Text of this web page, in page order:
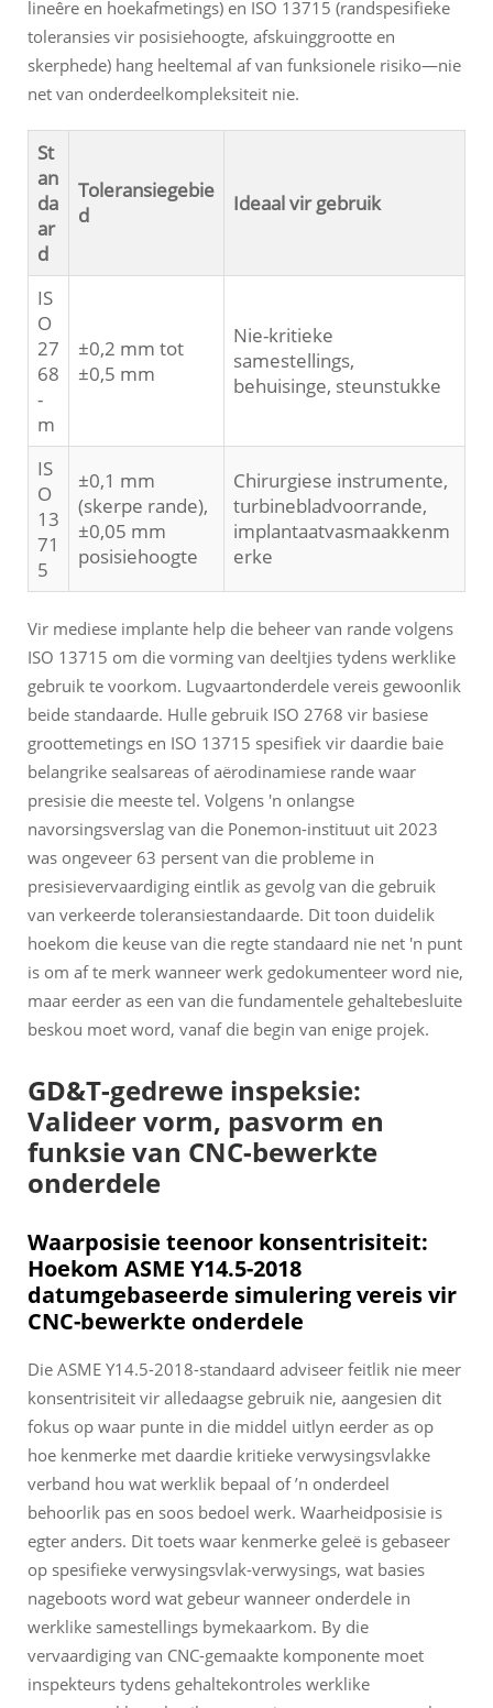
lineêre en hoekafmetings) en ISO 13715 (randspesifieke
toleransies vir posisiehoogte, afskuinggrootte en
skerphede) hang heeltemal af van funksionele risiko—nie
net van onderdeelkompleksiteit nie.
St
an
da
ar
d
Toleransiegebie
d
Ideaal vir gebruik
IS
O
27
68
-
m
±0,2 mm tot
±0,5 mm
Nie-kritieke
samestellings,
behuisinge, steunstukke
IS
O
13
71
5
±0,1 mm
(skerpe rande),
±0,05 mm
posisiehoogte
Chirurgiese instrumente,
turbinebladvoorrande,
implantaatvasmaakkenm
erke
Vir mediese implante help die beheer van rande volgens
ISO 13715 om die vorming van deeltjies tydens werklike
gebruik te voorkom. Lugvaartonderdele vereis gewoonlik
beide standaarde. Hulle gebruik ISO 2768 vir basiese
groottemetings en ISO 13715 spesifiek vir daardie baie
belangrike sealsareas of aërodinamiese rande waar
presisie die meeste tel. Volgens 'n onlangse
navorsingsverslag van die Ponemon-instituut uit 2023
was ongeveer 63 persent van die probleme in
presisievervaardiging eintlik as gevolg van die gebruik
van verkeerde toleransiestandaarde. Dit toon duidelik
hoekom die keuse van die regte standaard nie net 'n punt
is om af te merk wanneer werk gedokumenteer word nie,
maar eerder as een van die fundamentele gehaltebesluite
beskou moet word, vanaf die begin van enige projek.
GD&T-gedrewe inspeksie:
Valideer vorm, pasvorm en
funksie van CNC-bewerkte
onderdele
Waarposisie teenoor konsentrisiteit:
Hoekom ASME Y14.5-2018
datumgebaseerde simulering vereis vir
CNC-bewerkte onderdele
Die ASME Y14.5-2018-standaard adviseer feitlik nie meer
konsentrisiteit vir alledaagse gebruik nie, aangesien dit
fokus op waar punte in die middel uitlyn eerder as op
hoe kenmerke met daardie kritieke verwysingsvlakke
verband hou wat werklik bepaal of ’n onderdeel
behoorlik pas en soos bedoel werk. Waarheidposisie is
egter anders. Dit toets waar kenmerke geleë is gebaseer
op spesifieke verwysingsvlak-verwysings, wat basies
nageboots word wat gebeur wanneer onderdele in
werklike samestellings bymekaarkom. By die
vervaardiging van CNC-gemaakte komponente moet
inspekteurs tydens gehaltekontroles werklike